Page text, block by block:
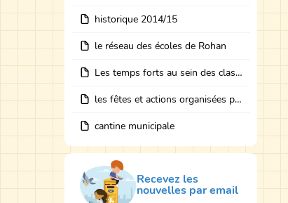
historique 2014/15
le réseau des écoles de Rohan
Les temps forts au sein des classes avec des intervenants
les fêtes et actions organisées par les bureaux
cantine municipale
Recevez les
nouvelles par email